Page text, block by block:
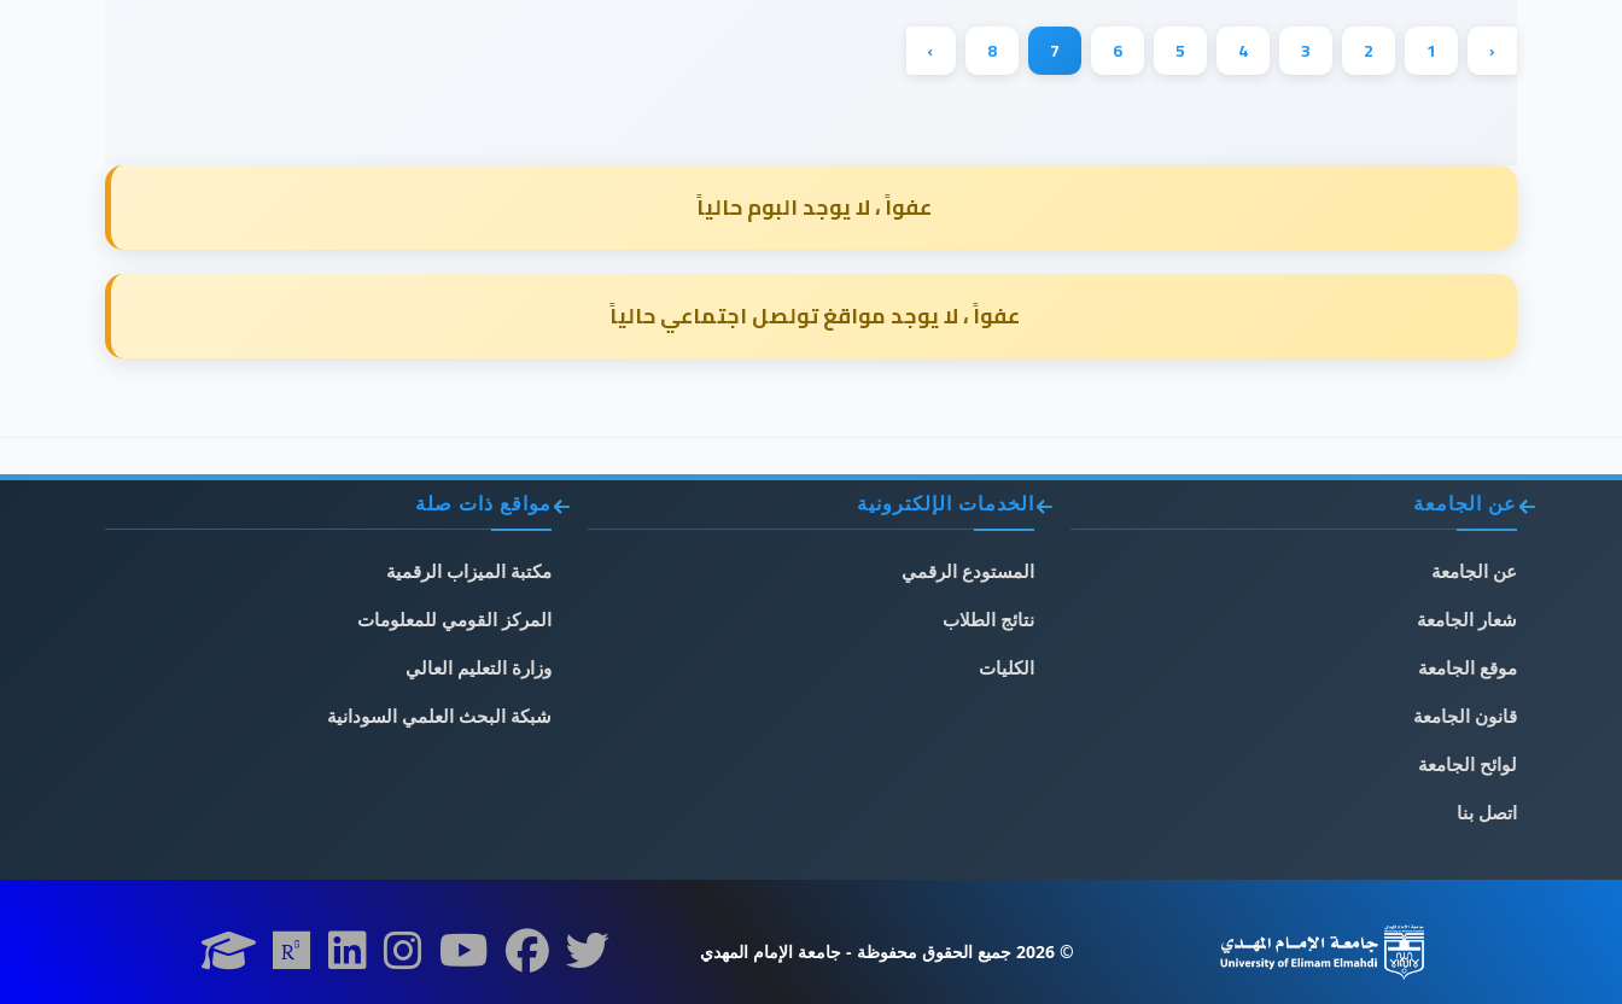
‹
1
2
3
4
5
6
7
8
›
عفواً ، لا يوجد البوم حالياً
عفواً ، لا يوجد مواقغ تولصل اجتماعي حالياً
عن الجامعة
عن الجامعة
شعار الجامعة
موقع الجامعة
قانون الجامعة
لوائح الجامعة
اتصل بنا
الخدمات الإلكترونية
المستودع الرقمي
نتائج الطلاب
الكليات
مواقع ذات صلة
مكتبة الميزاب الرقمية
المركز القومي للمعلومات
وزارة التعليم العالي
شبكة البحث العلمي السودانية
© 2026 جميع الحقوق محفوظة - جامعة الإمام المهدي